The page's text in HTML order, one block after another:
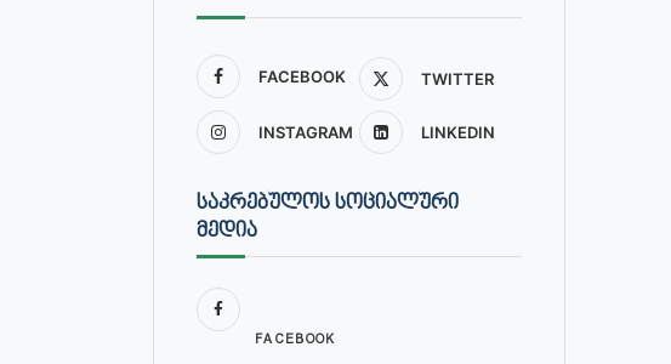
FACEBOOK TWITTER
INSTAGRAM LINKEDIN
ᲡᲐᲙᲠᲔᲑᲣᲚᲝᲡ ᲡᲝᲪᲘᲐᲚᲣᲠᲘ
ᲛᲔᲓᲘᲐ
FACEBOOK